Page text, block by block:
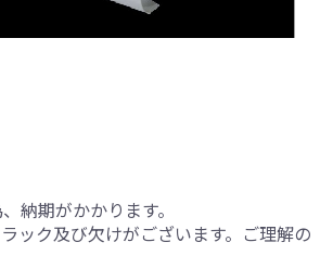
納期がかかります。
ック及び欠けがございます。ご理解の